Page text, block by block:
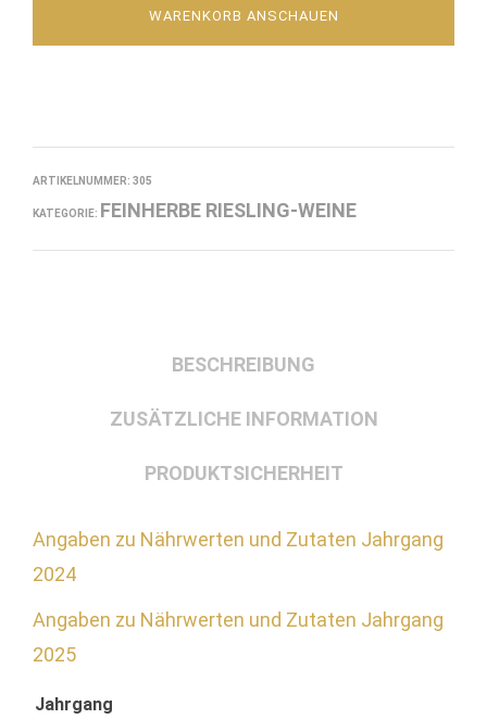
WARENKORB ANSCHAUEN
ARTIKELNUMMER: 305
KATEGORIE: FEINHERBE RIESLING-WEINE
BESCHREIBUNG
ZUSÄTZLICHE INFORMATION
PRODUKTSICHERHEIT
Angaben zu Nährwerten und Zutaten Jahrgang
2024
Angaben zu Nährwerten und Zutaten Jahrgang
2025
Jahrgang